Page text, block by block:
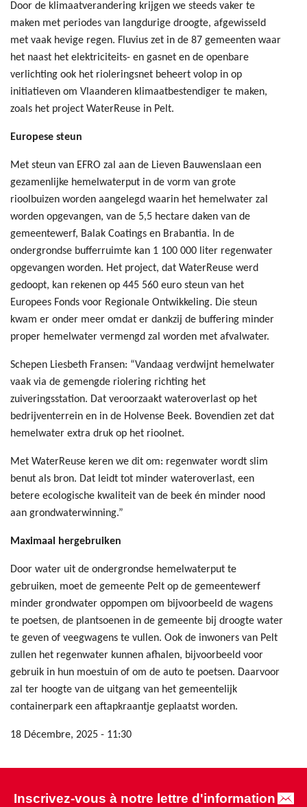
Door de klimaatverandering krijgen we steeds vaker te
maken met periodes van langdurige droogte, afgewisseld
met vaak hevige regen. Fluvius zet in de 87 gemeenten waar
het naast het elektriciteits- en gasnet en de openbare
verlichting ook het rioleringsnet beheert volop in op
initiatieven om Vlaanderen klimaatbestendiger te maken,
zoals het project WaterReuse in Pelt.
Europese steun
Met steun van EFRO zal aan de Lieven Bauwenslaan een
gezamenlijke hemelwaterput in de vorm van grote
rioolbuizen worden aangelegd waarin het hemelwater zal
worden opgevangen, van de 5,5 hectare daken van de
gemeentewerf, Balak Coatings en Brabantia. In de
ondergrondse bufferruimte kan 1 100 000 liter regenwater
opgevangen worden. Het project, dat WaterReuse werd
gedoopt, kan rekenen op 445 560 euro steun van het
Europees Fonds voor Regionale Ontwikkeling. Die steun
kwam er onder meer omdat er dankzij de buffering minder
proper hemelwater vermengd zal worden met afvalwater.
Schepen Liesbeth Fransen: “Vandaag verdwijnt hemelwater
vaak via de gemengde riolering richting het
zuiveringsstation. Dat veroorzaakt wateroverlast op het
bedrijventerrein en in de Holvense Beek. Bovendien zet dat
hemelwater extra druk op het rioolnet.
Met WaterReuse keren we dit om: regenwater wordt slim
benut als bron. Dat leidt tot minder wateroverlast, een
betere ecologische kwaliteit van de beek én minder nood
aan grondwaterwinning.”
Maximaal hergebruiken
Door water uit de ondergrondse hemelwaterput te
gebruiken, moet de gemeente Pelt op de gemeentewerf
minder grondwater oppompen om bijvoorbeeld de wagens
te poetsen, de plantsoenen in de gemeente bij droogte water
te geven of veegwagens te vullen. Ook de inwoners van Pelt
zullen het regenwater kunnen afhalen, bijvoorbeeld voor
gebruik in hun moestuin of om de auto te poetsen. Daarvoor
zal ter hoogte van de uitgang van het gemeentelijk
containerpark een aftapkraantje geplaatst worden.
18 Décembre, 2025 - 11:30
Inscrivez-vous à notre lettre d'information